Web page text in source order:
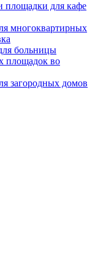
площадки для кафе
многоквартирных
больницы
площадок во
загородных домов